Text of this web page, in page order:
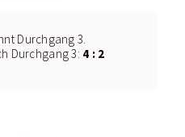
Durchgang 3.
Durchgang 3: 4 : 2